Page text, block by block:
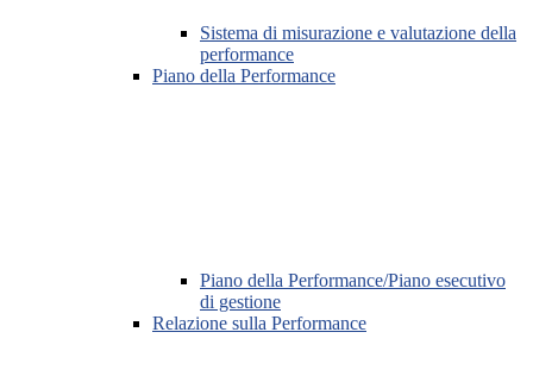
Sistema di misurazione e valutazione della
performance
Piano della Performance
Piano della Performance/Piano esecutivo
di gestione
Relazione sulla Performance